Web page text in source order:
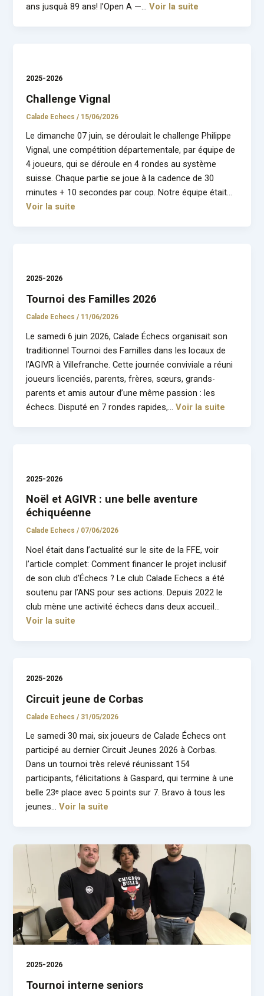
ans jusquà 89 ans! l’Open A —…Voir la suite
2025-2026
Challenge Vignal
Calade Echecs/ 15/06/2026
Le dimanche 07 juin, se déroulait le challenge Philippe
Vignal, une compétition départementale, par équipe de
4 joueurs, qui se déroule en 4 rondes au système
suisse. Chaque partie se joue à la cadence de 30
minutes + 10 secondes par coup. Notre équipe était…
Voir la suite
2025-2026
Tournoi des Familles 2026
Calade Echecs/ 11/06/2026
Le samedi 6 juin 2026, Calade Échecs organisait son
traditionnel Tournoi des Familles dans les locaux de
l’AGIVR à Villefranche. Cette journée conviviale a réuni
joueurs licenciés, parents, frères, sœurs, grands-
parents et amis autour d’une même passion : les
échecs. Disputé en 7 rondes rapides,…Voir la suite
2025-2026
Noël et AGIVR : une belle aventure
échiquéenne
Calade Echecs/ 07/06/2026
Noel était dans l’actualité sur le site de la FFE, voir
l’article complet: Comment financer le projet inclusif
de son club d’Échecs ? Le club Calade Echecs a été
soutenu par l’ANS pour ses actions. Depuis 2022 le
club mène une activité échecs dans deux accueil…
Voir la suite
2025-2026
Circuit jeune de Corbas
Calade Echecs/ 31/05/2026
Le samedi 30 mai, six joueurs de Calade Échecs ont
participé au dernier Circuit Jeunes 2026 à Corbas.
Dans un tournoi très relevé réunissant 154
participants, félicitations à Gaspard, qui termine à une
belle 23ᵉ place avec 5 points sur 7. Bravo à tous les
jeunes…Voir la suite
2025-2026
Tournoi interne seniors